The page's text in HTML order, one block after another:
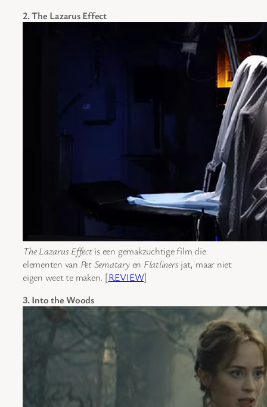
2. The Lazarus Effect
The Lazarus Effectis een gemakzuchtige film die
elementen van Pet Semataryen Flatliners jat, maar niet
eigen weet te maken. [REVIEW]
3. Into the Woods